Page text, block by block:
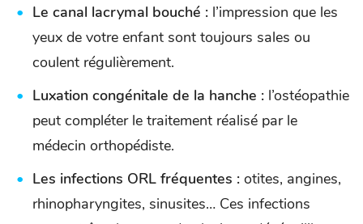
Le canal lacrymal bouché : l’impression que les
yeux de votre enfant sont toujours sales ou
coulent régulièrement.
Luxation congénitale de la hanche : l’ostéopathie
peut compléter le traitement réalisé par le
médecin orthopédiste.
Les infections ORL fréquentes : otites, angines,
rhinopharyngites, sinusites… Ces infections